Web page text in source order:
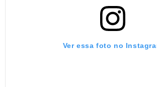
Ver essa foto no